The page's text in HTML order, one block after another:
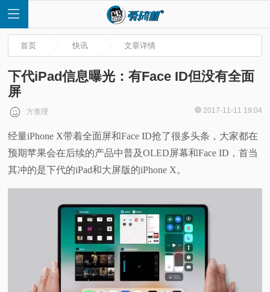
首
页
快
首页 快讯 文章详情
下代iPad信息曝光：有Face ID但没有全面
屏
方查理 2017-11-11 19:04
经量iPhone X带着全面屏和Face ID抢了很多头条，大家都在
预期苹果会在后续的产品中普及OLED屏幕和Face ID，首当
其冲的是下代的iPad和大屏版的iPhone X。